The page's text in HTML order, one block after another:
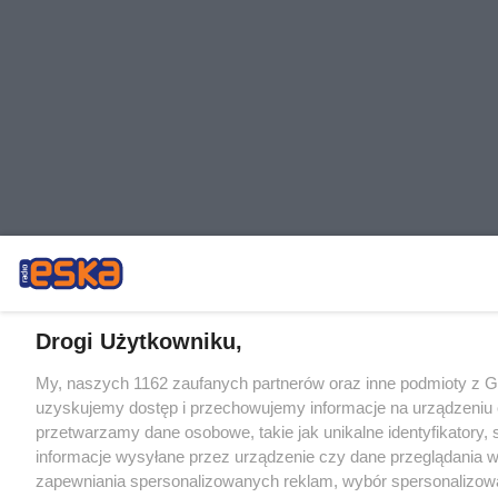
Drogi Użytkowniku,
My, naszych 1162 zaufanych partnerów oraz inne podmioty z
uzyskujemy dostęp i przechowujemy informacje na urządzeniu
przetwarzamy dane osobowe, takie jak unikalne identyfikatory,
informacje wysyłane przez urządzenie czy dane przeglądania
zapewniania spersonalizowanych reklam, wybór